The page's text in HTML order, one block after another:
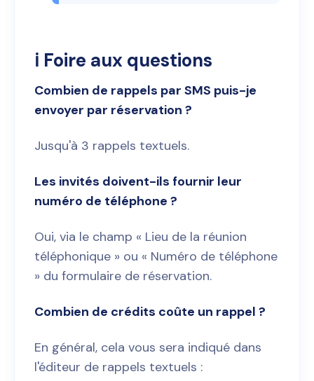
ℹ️ Foire aux questions
Combien de rappels par SMS puis-je
envoyer par réservation ?
Jusqu'à 3 rappels textuels.
Les invités doivent-ils fournir leur
numéro de téléphone ?
Oui, via le champ « Lieu de la réunion
téléphonique » ou « Numéro de téléphone
» du formulaire de réservation.
Combien de crédits coûte un rappel ?
En général, cela vous sera indiqué dans
l'éditeur de rappels textuels :